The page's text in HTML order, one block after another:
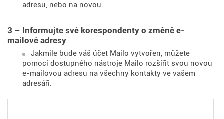
adresu, nebo na novou.
3 – Informujte své korespondenty o změně e-
mailové adresy
Jakmile bude váš účet Mailo vytvořen, můžete
pomocí dostupného nástroje Mailo rozšířit svou novou
e-mailovou adresu na všechny kontakty ve vašem
adresáři.